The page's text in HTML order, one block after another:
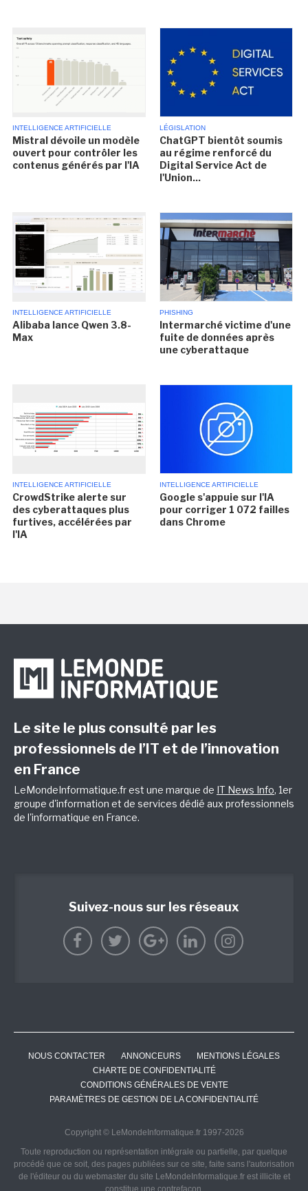
INTELLIGENCE ARTIFICIELLE
Mistral dévoile un modèle
ouvert pour contrôler les
contenus générés par l'IA
LÉGISLATION
ChatGPT bientôt soumis
au régime renforcé du
Digital Service Act de
l'Union...
INTELLIGENCE ARTIFICIELLE
Alibaba lance Qwen 3.8-
Max
PHISHING
Intermarché victime d'une
fuite de données après
une cyberattaque
INTELLIGENCE ARTIFICIELLE
CrowdStrike alerte sur
des cyberattaques plus
furtives, accélérées par
l'IA
INTELLIGENCE ARTIFICIELLE
Google s'appuie sur l'IA
pour corriger 1 072 failles
dans Chrome
Le site le plus consulté par les
professionnels de l’IT et de l’innovation
en France
LeMondeInformatique.fr est une marque de IT News Info, 1er
groupe d'information et de services dédié aux professionnels
de l'informatique en France.
Suivez-nous sur les réseaux
NOUS CONTACTER ANNONCEURS
MENTIONS LÉGALES
CHARTE DE CONFIDENTIALITÉ
CONDITIONS GÉNÉRALES DE VENTE
PARAMÈTRES DE GESTION DE LA CONFIDENTIALITÉ
Copyright © LeMondeInformatique.fr 1997-2026
Toute reproduction ou représentation intégrale ou partielle, par quelque
procédé que ce soit, des pages publiées sur ce site, faite sans l'autorisation
de l'éditeur ou du webmaster du site LeMondeInformatique.fr est illicite et